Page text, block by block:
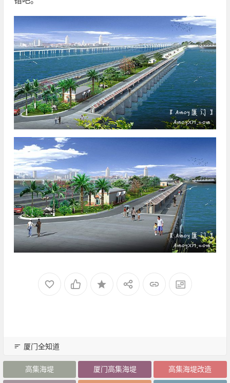
厦门全知道
高集海堤 厦门高集海堤 高集海堤改造